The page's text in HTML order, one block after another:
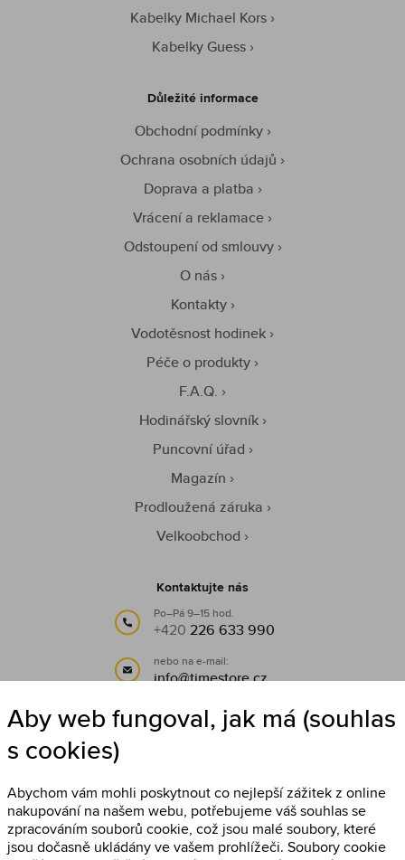
Kabelky Michael Kors
Kabelky Guess
Důležité informace
Obchodní podmínky
Ochrana osobních údajů
Doprava a platba
Vrácení a reklamace
Odstoupení od smlouvy
O nás
Kontakty
Vodotěsnost hodinek
Péče o produkty
F.A.Q.
Hodinářský slovník
Puncovní úřad
Magazín
Prodloužená záruka
Velkoobchod
Kontaktujte nás
Po–Pá 9–15 hod.
+420 226 633 990
nebo na e-mail:
info@timestore.cz
Sledujte nás
Aby web fungoval, jak má (souhlas
s cookies)
Abychom vám mohli poskytnout co nejlepší zážitek z online
nakupování na našem webu, potřebujeme váš souhlas se
zpracováním souborů cookie, což jsou malé soubory, které
jsou dočasně ukládány ve vašem prohlížeči. Soubory cookie